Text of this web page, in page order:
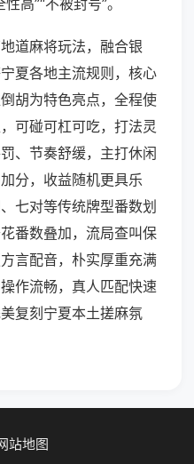
高”“不被封号”。
道麻将玩法，融合银
夏各地主流规则，核心
胡为特色亮点，全程使
可碰可杠可吃，打法灵
、节奏舒缓，主打休闲
分，收益随机更具乐
七对等传统牌型番数划
番数叠加，流局查叫保
言配音，朴实厚重充满
作流畅，真人匹配快速
复刻宁夏本土搓麻氛
站地图